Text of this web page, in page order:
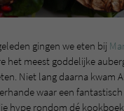
gingen we eten bij
het meest goddelijke
Niet lang daarna kwam
waar een
hype rondom dé